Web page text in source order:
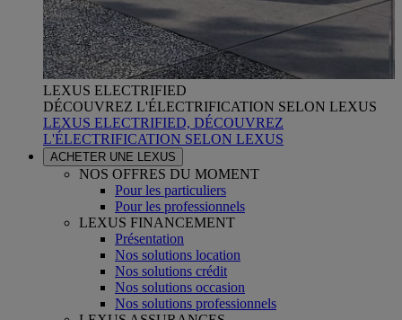
LEXUS ELECTRIFIED
DÉCOUVREZ L'ÉLECTRIFICATION SELON LEXUS
LEXUS ELECTRIFIED, DÉCOUVREZ
L'ÉLECTRIFICATION SELON LEXUS
ACHETER UNE LEXUS
NOS OFFRES DU MOMENT
Pour les particuliers
Pour les professionnels
LEXUS FINANCEMENT
Présentation
Nos solutions location
Nos solutions crédit
Nos solutions occasion
Nos solutions professionnels